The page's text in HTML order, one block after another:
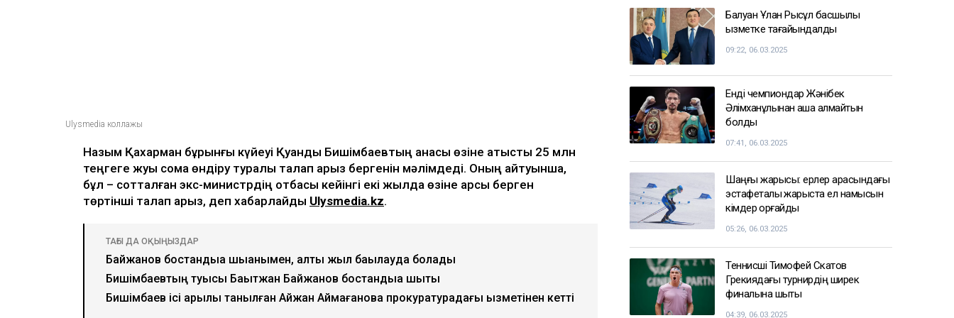
Ulysmedia коллажы
Назым Қахарман бұрынғы күйеуі Қуандық Бишімбаевтың анасы өзіне қатысты 25 млн
теңгеге жуық сома өндіру туралы талап арыз бергенін мәлімдеді. Оның айтуынша,
бұл – сотталған экс-министрдің отбасы кейінгі екі жылда өзіне қарсы берген
төртінші талап арыз, деп хабарлайды Ulysmedia.kz.
ТАҒЫ ДА ОҚЫҢЫЗДАР
Байжанов бостандыққа шыққанымен, алты жыл бақылауда болады
Бишімбаевтың туысы Бақытжан Байжанов бостандыққа шықты
Бишімбаев ісі арқылы танылған Айжан Аймағанова прокуратурадағы қызметінен кетті
Балуан Ұлан Рысқұл басшылық
қызметке тағайындалды
09:22, 06.03.2025
Енді чемпиондар Жәнібек
Әлімханұлынан қаша алмайтын
болды
07:41, 06.03.2025
Шаңғы жарысы: ерлер арасындағы
эстафеталық жарыста ел намысын
кімдер қорғайды
05:26, 06.03.2025
Теннисші Тимофей Скатов
Грекиядағы турнирдің ширек
финалына шықты
04:39, 06.03.2025